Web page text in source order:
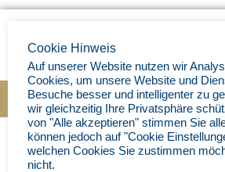
Impressum| Datenschutz|©
Cookie Hinweis
Auf unserer Website nutzen wir
Cookies, um unsere Website und
Besuche besser und intelligenter zu
wir gleichzeitig Ihre Privatsphäre
von "Alle akzeptieren" stimmen Sie
können jedoch auf "Cookie
welchen Cookies Sie zustimmen
nicht.